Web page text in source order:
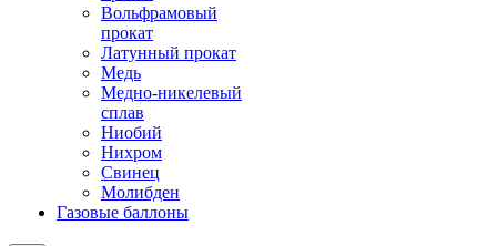
Вольфрамовый
прокат
Латунный прокат
Медь
Медно-никелевый
сплав
Ниобий
Нихром
Свинец
Молибден
Газовые баллоны